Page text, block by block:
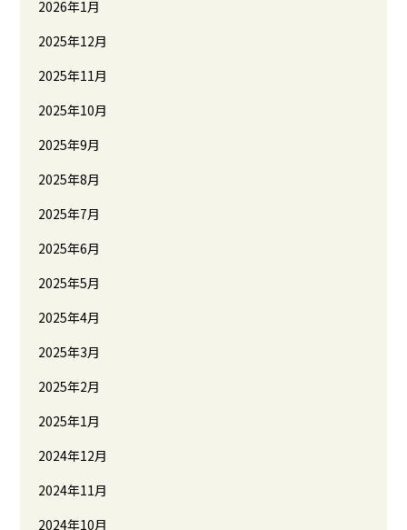
2026年1月
2025年12月
2025年11月
2025年10月
2025年9月
2025年8月
2025年7月
2025年6月
2025年5月
2025年4月
2025年3月
2025年2月
2025年1月
2024年12月
2024年11月
2024年10月